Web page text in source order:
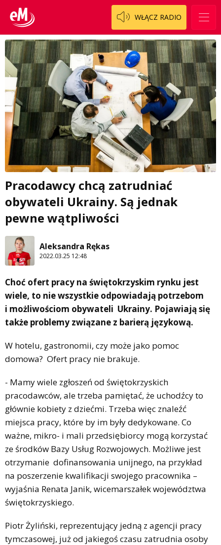
WŁĄCZ RADIO
Pracodawcy chcą zatrudniać
obywateli Ukrainy. Są jednak
pewne wątpliwości
Aleksandra Rękas
2022.03.25 12:48
Choć ofert pracy na świętokrzyskim rynku jest
wiele, to nie wszystkie odpowiadają potrzebom
i możliwościom obywateli Ukrainy. Pojawiają się
także problemy związane z barierą językową.
W hotelu, gastronomii, czy może jako pomoc
domowa? Ofert pracy nie brakuje.
- Mamy wiele zgłoszeń od świętokrzyskich
pracodawców, ale trzeba pamiętać, że uchodźcy to
głównie kobiety z dziećmi. Trzeba więc znaleźć
miejsca pracy, które by im były dedykowane. Co
ważne, mikro- i mali przedsiębiorcy mogą korzystać
ze środków Bazy Usług Rozwojowych. Możliwe jest
otrzymanie dofinansowania unijnego, na przykład
na poszerzenie kwalifikacji swojego pracownika –
wyjaśnia Renata Janik, wicemarszałek województwa
świętokrzyskiego.
Piotr Żyliński, reprezentujący jedną z agencji pracy
tymczasowej, już od jakiegoś czasu zatrudnia osoby